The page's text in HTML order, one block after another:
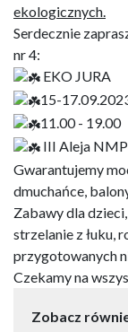
ekologicznych.
Serdecznie
nr 4:
EKO JURA
15-
11.00 - 19.00
III Aleja
Gwarantujemy
dmuchańce,
Zabawy dla
strzelanie z łuku,
przygotowanych
Czekamy na
Zobacz